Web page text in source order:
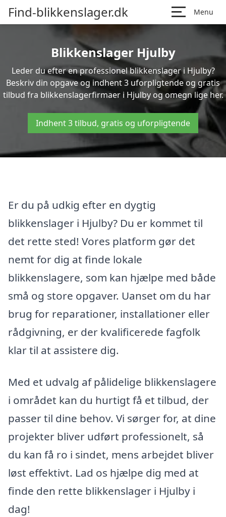
Find-blikkenslager.dk Menu
Blikkenslager Hjulby
Leder du efter en professionel blikkenslager i Hjulby?
Beskriv din opgave og indhent 3 uforpligtende og gratis
tilbud fra blikkenslagerfirmaer i Hjulby og omegn lige her.
Indhent 3 tilbud, gratis og uforpligtende
Er du på udkig efter en dygtig
blikkenslager i Hjulby? Du er kommet til
det rette sted! Vores platform gør det
nemt for dig at finde lokale
blikkenslagere, som kan hjælpe med både
små og store opgaver. Uanset om du har
brug for reparationer, installationer eller
rådgivning, er der kvalificerede fagfolk
klar til at assistere dig.
Med et udvalg af pålidelige blikkenslagere
i området kan du hurtigt få et tilbud, der
passer til dine behov. Vi sørger for, at dine
projekter bliver udført professionelt, så
du kan få ro i sindet, mens arbejdet bliver
løst effektivt. Lad os hjælpe dig med at
finde den rette blikkenslager i Hjulby i
dag!